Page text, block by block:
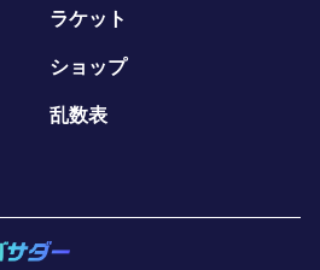
ラケット
ショップ
乱数表